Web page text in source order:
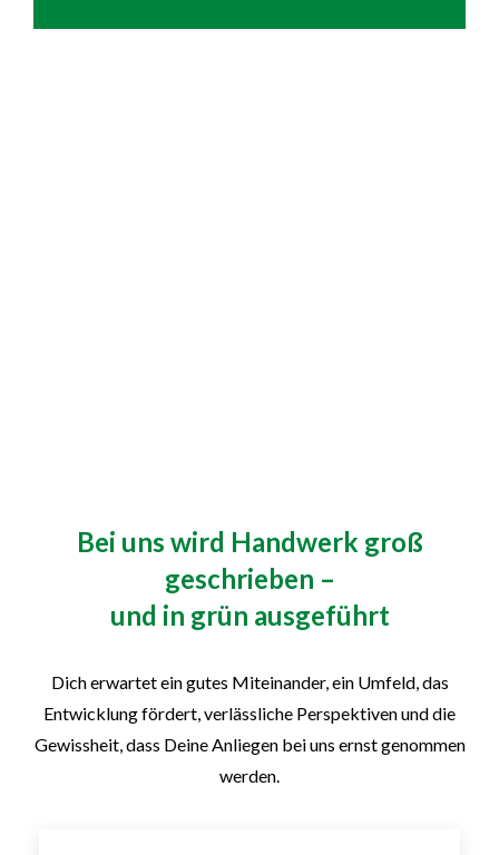
Bei uns wird Handwerk groß
geschrieben –
und in grün ausgeführt
Dich erwartet ein gutes Miteinander, ein Umfeld, das
Entwicklung fördert, verlässliche Perspektiven und die
Gewissheit, dass Deine Anliegen bei uns ernst genommen
werden.